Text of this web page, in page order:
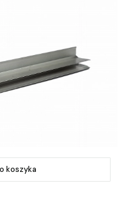
koszyka